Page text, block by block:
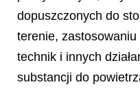
dopuszczonych do
terenie,
technik i innych
substancji do